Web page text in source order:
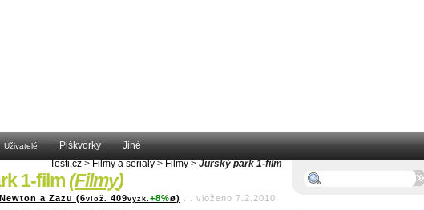
Uživatelé Piškvorky
Jiné
Testi.cz > Filmy a seriály > Filmy > Jurský park 1-film
1-film(Filmy)
Newton a Zazu (6vlož. 409vyzk. +8%ø) vloženo 7.2.2010